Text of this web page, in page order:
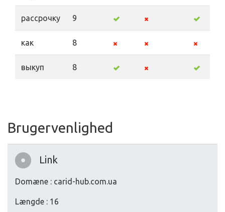
рассрочку 9
как 8
выкуп 8
Brugervenlighed
Link
Domæne : carid-hub.com.ua
Længde : 16